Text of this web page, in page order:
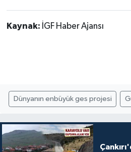
Kaynak: İGF Haber Ajansı
Dünyanın enbüyük ges projesi